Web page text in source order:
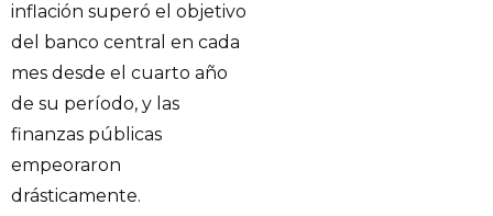
inflación superó el objetivo
del banco central en cada
mes desde el cuarto año
de su período, y las
finanzas públicas
empeoraron
drásticamente.